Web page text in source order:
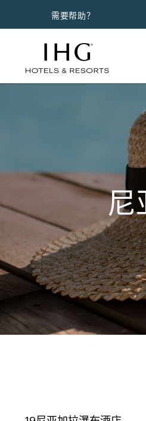
需要帮助？
尼